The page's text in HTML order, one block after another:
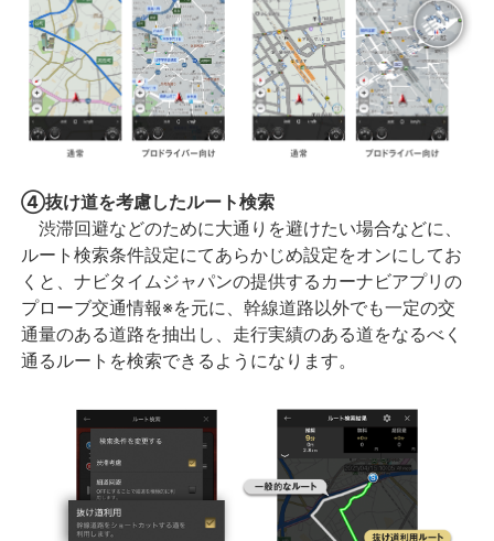
④抜け道を考慮したルート検索
渋滞回避などのために大通りを避けたい場合などに、
ルート検索条件設定にてあらかじめ設定をオンにしてお
くと、ナビタイムジャパンの提供するカーナビアプリの
プローブ交通情報※を元に、幹線道路以外でも一定の交
通量のある道路を抽出し、走行実績のある道をなるべく
通るルートを検索できるようになります。